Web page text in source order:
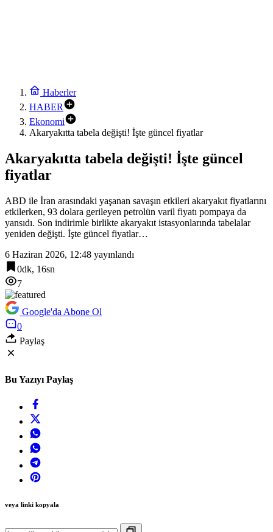
Haberler
HABER
Ekonomi
Akaryakıtta tabela değişti! İşte güncel fiyatlar
Akaryakıtta tabela değişti! İşte güncel
fiyatlar
ABD ile İran arasındaki yaşanan savaşın etkileri akaryakıt fiyatlarını
etkilerken, 93 dolara gerileyen petrolün varil fiyatı pompaya da
yansıdı. Son indirimle birlikte akaryakıt istasyonlarında tabelalar
yeniden değişti. İşte güncel fiyatlar…
6 Haziran 2026, 12:48 yayınlandı
0dk, 16sn
7
Google'da Abone Ol
0
Paylaş
Bu Yazıyı Paylaş
veya linki kopyala